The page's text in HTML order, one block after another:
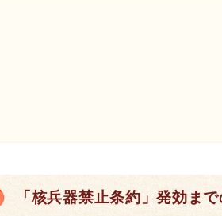
「核兵器禁止条約」発効ま